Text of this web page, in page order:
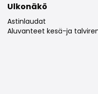
Ulkonäkö
Astinlaudat
Aluvanteet kesä-ja